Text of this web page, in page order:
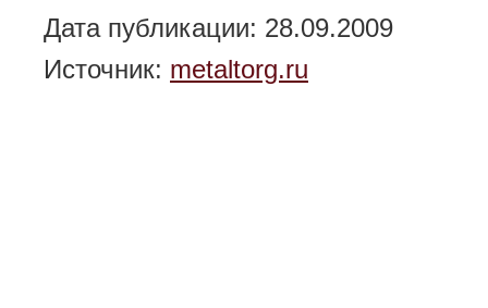
Дата публикации: 28.09.2009
Источник: metaltorg.ru